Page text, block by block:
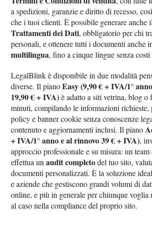
a spedizioni, garanzie e diritto di recesso,
che i tuoi clienti. È possibile generare anche
Trattamenti dei Dati, obbligatorio per chi
personali, e ottenere tutti i documenti anche
multilingua, fino a cinque lingue senza
LegalBlink è disponibile in due modalità
diverse. Il pianoEasy (9,90 € + IVA/1°
19,90 € + IVA)è adatto a siti vetrina, blog o
minuti, compilando le informazioni richieste,
policy e banner cookie senza conoscenze
contenuto e aggiornamenti inclusi. Il piano
+ IVA/1° anno e al rinnovo 39 € + IVA),
approccio professionale e su misura: un
effettua unaudit completodel tuo sito,
documenti personalizzati. È la soluzione
e aziende che gestiscono grandi volumi di
online, e più in generale per chiunque voglia
al caso nella compliance del proprio sito.